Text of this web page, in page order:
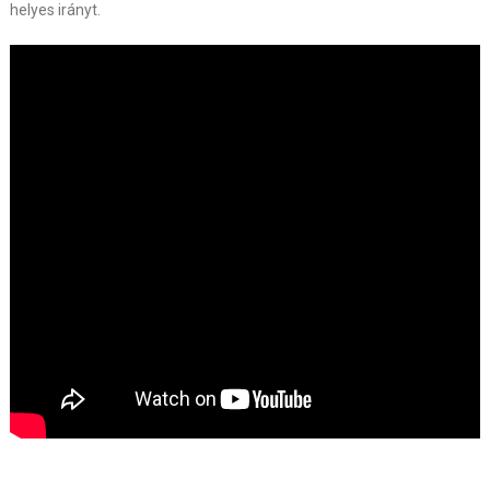
helyes irányt.